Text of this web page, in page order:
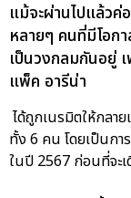
แม้จะผ่านไปแล้วค่
หลายๆ คนที่มีโอก
เป็นวงกลมกันอยู่
แพ็ค อารีน่า
ได้ถูกเนรมิตให้กลา
ทั้ง 6 คน โดยเป็นกา
ในปี 2567 ก่อนที่จะ